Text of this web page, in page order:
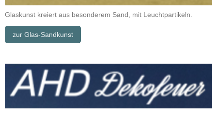
Glaskunst kreiert aus besonderem Sand, mit Leuchtpartikeln.
zur Glas-Sandkunst